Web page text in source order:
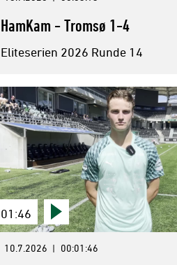
HamKam - Tromsø 1-4
Eliteserien 2026 Runde 14
01:46
10.7.2026 | 00:01:46